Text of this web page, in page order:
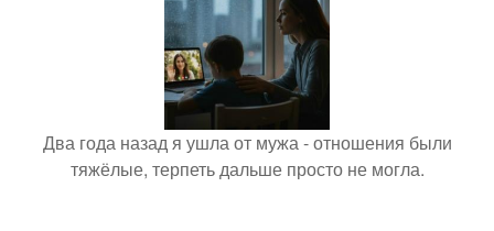
Два года назад я ушла от мужа - отношения были
тяжёлые, терпеть дальше просто не могла.